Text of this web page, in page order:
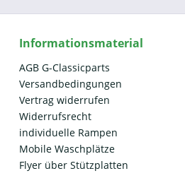
Informationsmaterial
AGB G-Classicparts
Versandbedingungen
Vertrag widerrufen
Widerrufsrecht
individuelle Rampen
Mobile Waschplätze
Flyer über Stützplatten